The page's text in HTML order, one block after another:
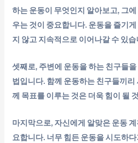
하는 운동이 무엇인지 알아보고, 그
우는 것이 중요합니다. 운동을 즐기
지 않고 지속적으로 이어나갈 수 있
셋째로, 주변에 운동을 하는 친구들
법입니다. 함께 운동하는 친구들끼리
께 목표를 이루는 것은 더욱 힘이 될
마지막으로, 자신에게 알맞은 운동
요합니다. 너무 힘든 운동을 시도하